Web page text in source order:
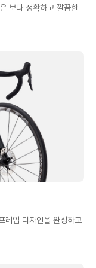
보다 정확하고 깔끔한
레임 디자인을 완성하고